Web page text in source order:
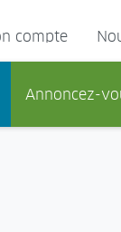
compte
Annoncez-